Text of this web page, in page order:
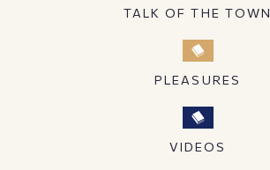
TALK OF THE TOWN
PLEASURES
VIDEOS